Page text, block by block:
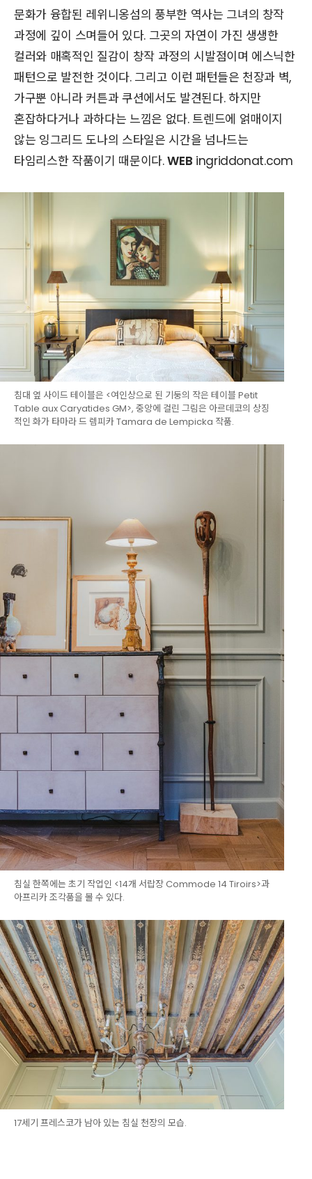
문화가 융합된 레위니옹섬의 풍부한 역사는 그녀의 창작
과정에 깊이 스며들어 있다. 그곳의 자연이 가진 생생한
컬러와 매혹적인 질감이 창작 과정의 시발점이며 에스닉한
패턴으로 발전한 것이다. 그리고 이런 패턴들은 천장과 벽,
가구뿐 아니라 커튼과 쿠션에서도 발견된다. 하지만
혼잡하다거나 과하다는 느낌은 없다. 트렌드에 얽매이지
않는 잉그리드 도나의 스타일은 시간을 넘나드는
타임리스한 작품이기 때문이다.WEB ingriddonat.com
침대 옆 사이드 테이블은 <여인상으로 된 기둥의 작은 테이블 Petit
Table aux Caryatides GM>, 중앙에 걸린 그림은 아르데코의 상징
적인 화가 타마라 드 렘피카 Tamara de Lempicka 작품.
침실 한쪽에는 초기 작업인 <14개 서랍장 Commode 14 Tiroirs>과
아프리카 조각품을 볼 수 있다.
17세기 프레스코가 남아 있는 침실 천장의 모습.